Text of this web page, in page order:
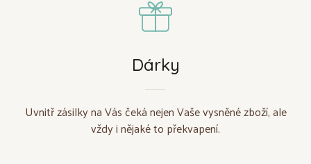
Dárky
Uvnitř zásilky na Vás čeká nejen Vaše vysněné zboží, ale
vždy i nějaké to překvapení.